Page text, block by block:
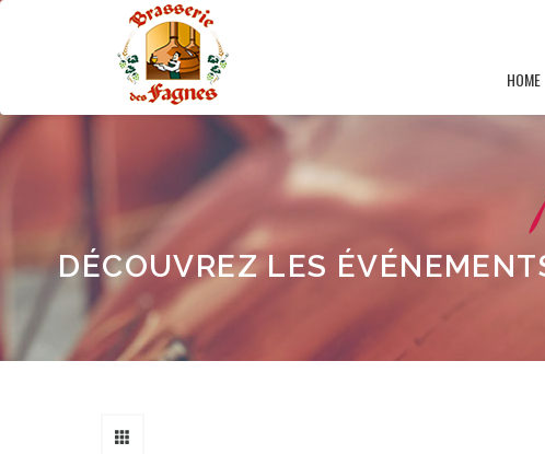
Main
navigation
HOME
DÉCOUVREZ LES